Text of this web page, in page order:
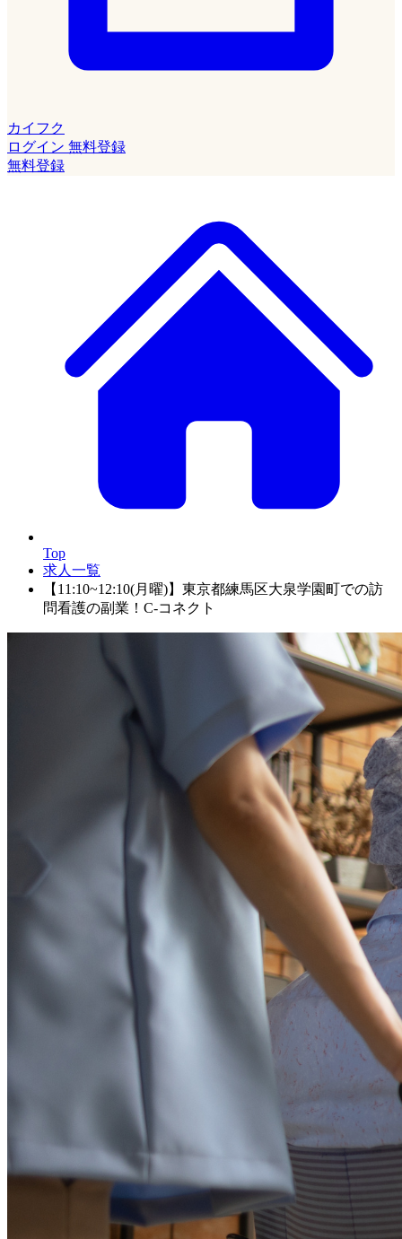
カイフク
ログイン 無料登録
無料登録
Top
求人一覧
【11:10~12:10(月曜)】東京都練馬区大泉学園町での訪
問看護の副業！C-コネクト